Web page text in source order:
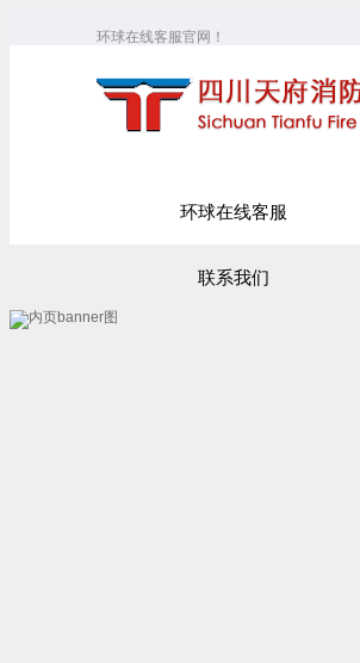
环球在线客服官网！
环球在线客服
联系我们